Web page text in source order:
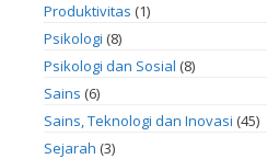
Produktivitas (1)
Psikologi (8)
Psikologi dan Sosial (8)
Sains (6)
Sains, Teknologi dan Inovasi (45)
Sejarah (3)